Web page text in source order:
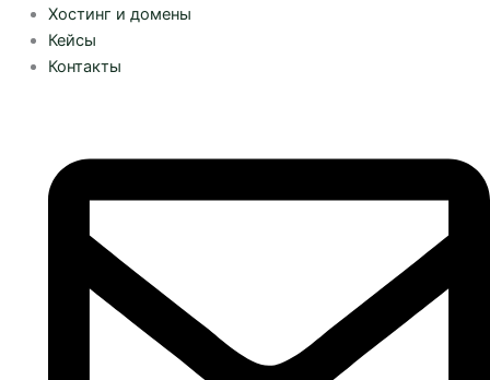
Хостинг и домены
Кейсы
Контакты